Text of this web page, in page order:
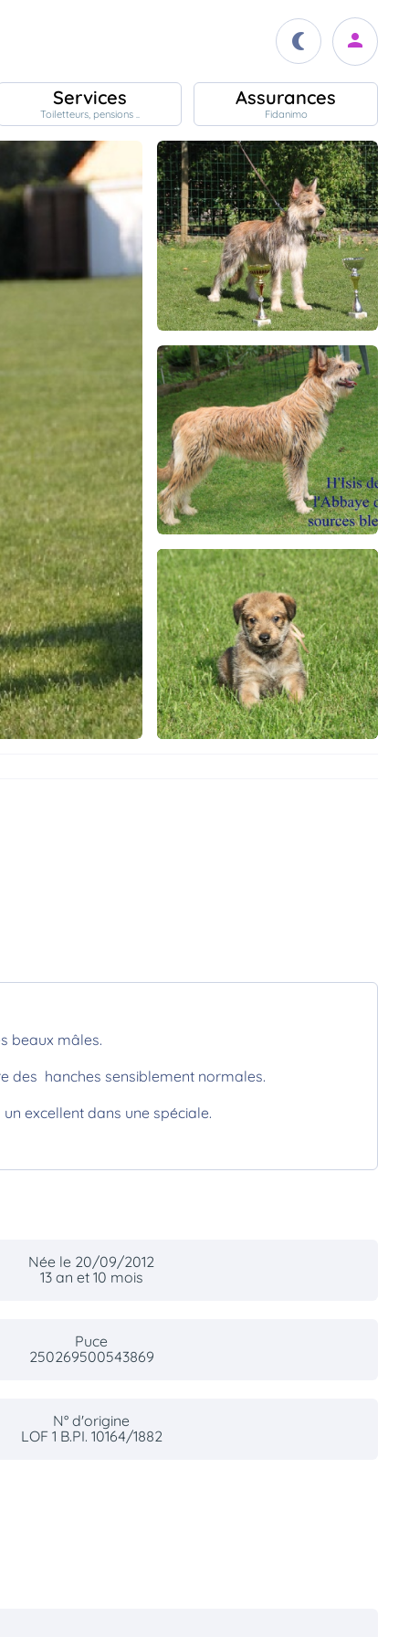
Services
Toiletteurs, pensions ..
Assurances
Fidanimo
beaux mâles.
des hanches sensiblement normales.
excellent dans une spéciale.
Née le 20/09/2012
13 an et 10 mois
Puce
250269500543869
N° d'origine
LOF 1 B.PI. 10164/1882